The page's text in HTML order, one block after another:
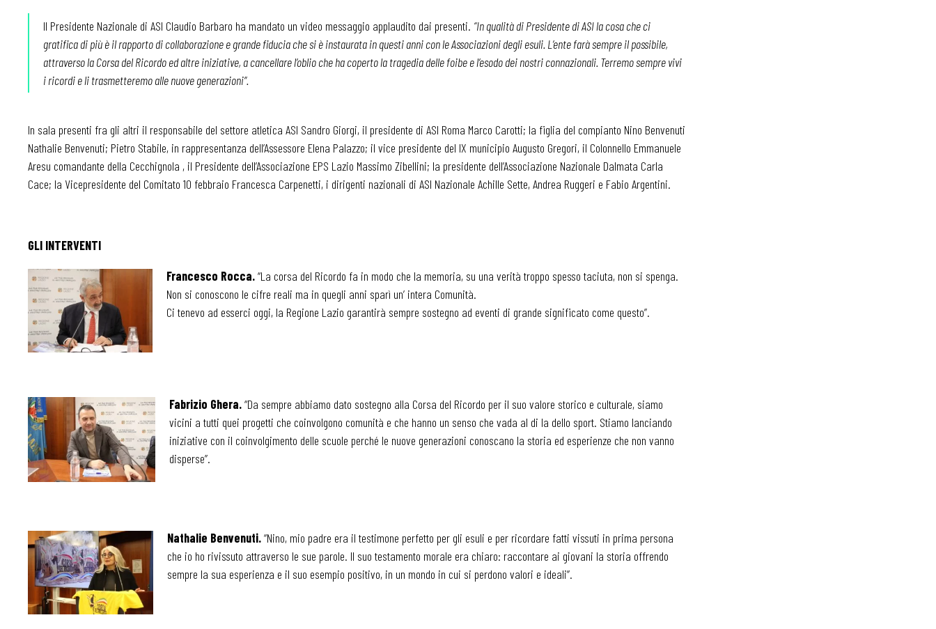
Il Presidente Nazionale di ASI Claudio Barbaro ha mandato un video messaggio applaudito dai presenti. “In qualità di Presidente di ASI la cosa che ci
gratifica di più è il rapporto di collaborazione e grande fiducia che si è instaurata in questi anni con le Associazioni degli esuli. L’ente farà sempre il possibile,
attraverso la Corsa del Ricordo ed altre iniziative, a cancellare l’oblio che ha coperto la tragedia delle foibe e l’esodo dei nostri connazionali. Terremo sempre vivi
i ricordi e li trasmetteremo alle nuove generazioni”.
In sala presenti fra gli altri il responsabile del settore atletica ASI Sandro Giorgi, il presidente di ASI Roma Marco Carotti; la figlia del compianto Nino Benvenuti
Nathalie Benvenuti; Pietro Stabile, in rappresentanza dell’Assessore Elena Palazzo; il vice presidente del IX municipio Augusto Gregori, il Colonnello Emmanuele
Aresu comandante della Cecchignola , il Presidente dell’Associazione EPS Lazio Massimo Zibellini; la presidente dell’Associazione Nazionale Dalmata Carla
Cace; la Vicepresidente del Comitato 10 febbraio Francesca Carpenetti, i dirigenti nazionali di ASI Nazionale Achille Sette, Andrea Ruggeri e Fabio Argentini.
GLI INTERVENTI
Francesco Rocca.“La corsa del Ricordo fa in modo che la memoria, su una verità troppo spesso taciuta, non si spenga.
Non si conoscono le cifre reali ma in quegli anni sparì un’ intera Comunità.
Ci tenevo ad esserci oggi, la Regione Lazio garantirà sempre sostegno ad eventi di grande significato come questo”.
Fabrizio Ghera.“Da sempre abbiamo dato sostegno alla Corsa del Ricordo per il suo valore storico e culturale, siamo
vicini a tutti quei progetti che coinvolgono comunità e che hanno un senso che vada al di la dello sport. Stiamo lanciando
iniziative con il coinvolgimento delle scuole perché le nuove generazioni conoscano la storia ed esperienze che non vanno
disperse”.
Nathalie Benvenuti.“Nino, mio padre era il testimone perfetto per gli esuli e per ricordare fatti vissuti in prima persona
che io ho rivissuto attraverso le sue parole. Il suo testamento morale era chiaro: raccontare ai giovani la storia offrendo
sempre la sua esperienza e il suo esempio positivo, in un mondo in cui si perdono valori e ideali”.